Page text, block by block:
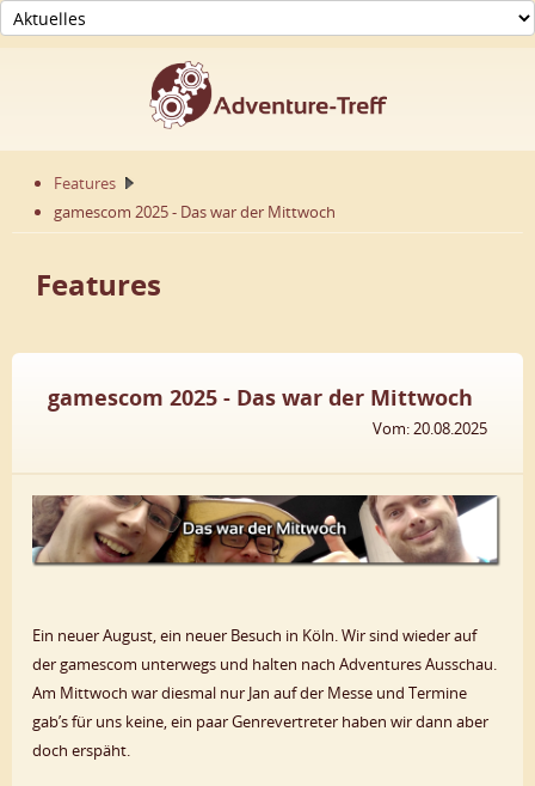
Features
gamescom 2025 - Das war der Mittwoch
Features
gamescom 2025 - Das war der Mittwoch
Vom: 20.08.2025
Ein neuer August, ein neuer Besuch in Köln. Wir sind wieder auf
der gamescom unterwegs und halten nach Adventures Ausschau.
Am Mittwoch war diesmal nur Jan auf der Messe und Termine
gab’s für uns keine, ein paar Genrevertreter haben wir dann aber
doch erspäht.